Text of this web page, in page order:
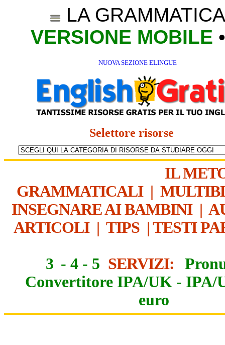
LA
VERSIONE MOBILE
NUOVA SEZIONE ELINGUE
Selettore risorse
IL
GRAMMATICALI|
INSEGNARE AI BAMBINI|
ARTICOLI| TIPS| TESTI
3 - 4 - 5 SERVIZI:
Convertitore IPA/UK - IPA/
euro